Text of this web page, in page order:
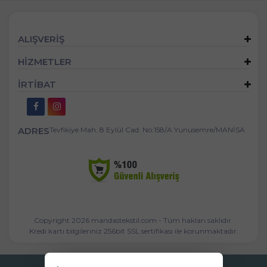
ALIŞVERİŞ
HİZMETLER
İRTİBAT
ADRESTevfikiye Mah. 8 Eylül Cad. No:158/A Yunusemre/MANİSA
Copyright 2026 mandastekstil.com - Tüm hakları saklıdır.
Kredi kartı bilgileriniz 256bit SSL sertifikası ile korunmaktadır.